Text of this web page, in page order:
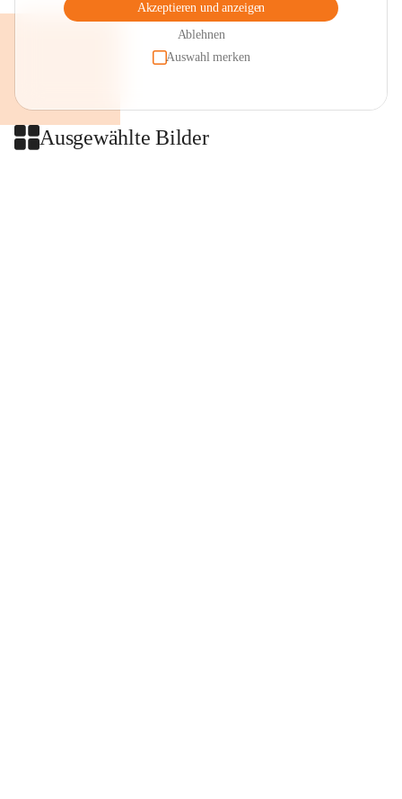
Akzeptieren und anzeigen
Ablehnen
Auswahl merken
Ausgewählte Bilder